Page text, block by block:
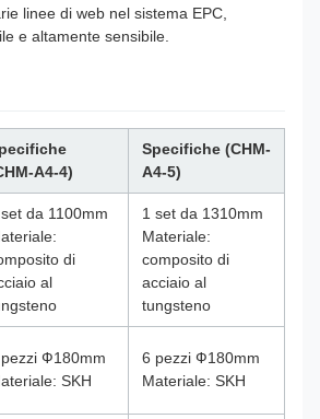
linee di web nel sistema EPC,
e altamente sensibile.
A4-4)
Specifiche (CHM-
A4-5)
da 1100mm
di
al
1 set da 1310mm
Materiale:
composito di
acciaio al
tungsteno
Ф180mm
SKH
6 pezzi Ф180mm
Materiale: SKH